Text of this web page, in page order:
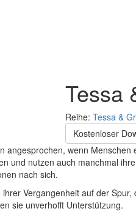
Tessa
Reihe: Tessa &
Kostenloser
angesprochen, wenn
und nutzen auch manchmal
nach sich.
Vergangenheit auf der
sie unverhofft Unterstützung.